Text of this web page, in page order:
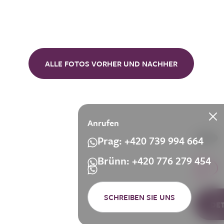
ALLE FOTOS VORHER UND NACHHER
Anrufen
Prag: +420 739 994 664
Brünn: +420 776 279 454
SCHREIBEN SIE UNS